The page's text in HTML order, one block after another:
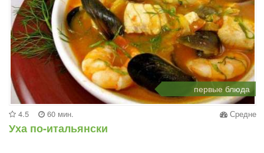
первые блюда
4.5 60 мин. Средне
Уха по-итальянски